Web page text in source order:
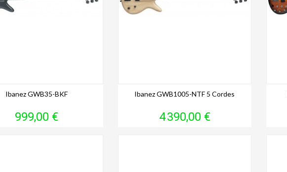
Ibanez GWB35-BKF
Prix
999,00 €
Ibanez GWB1005-NTF 5 Cordes
Prix
4 390,00 €